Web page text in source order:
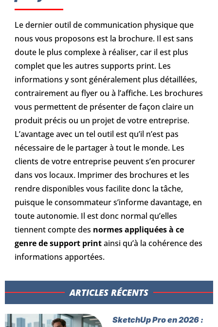
Le dernier outil de communication physique que
nous vous proposons est la brochure. Il est sans
doute le plus complexe à réaliser, car il est plus
complet que les autres supports print. Les
informations y sont généralement plus détaillées,
contrairement au flyer ou à l’affiche. Les brochures
vous permettent de présenter de façon claire un
produit précis ou un projet de votre entreprise.
L’avantage avec un tel outil est qu’il n’est pas
nécessaire de le partager à tout le monde. Les
clients de votre entreprise peuvent s’en procurer
dans vos locaux. Imprimer des brochures et les
rendre disponibles vous facilite donc la tâche,
puisque le consommateur s’informe davantage, en
toute autonomie. Il est donc normal qu’elles
tiennent compte des normes appliquées à ce
genre de support printainsi qu’à la cohérence des
informations apportées.
ARTICLES RÉCENTS​
SketchUp Pro en 2026 :